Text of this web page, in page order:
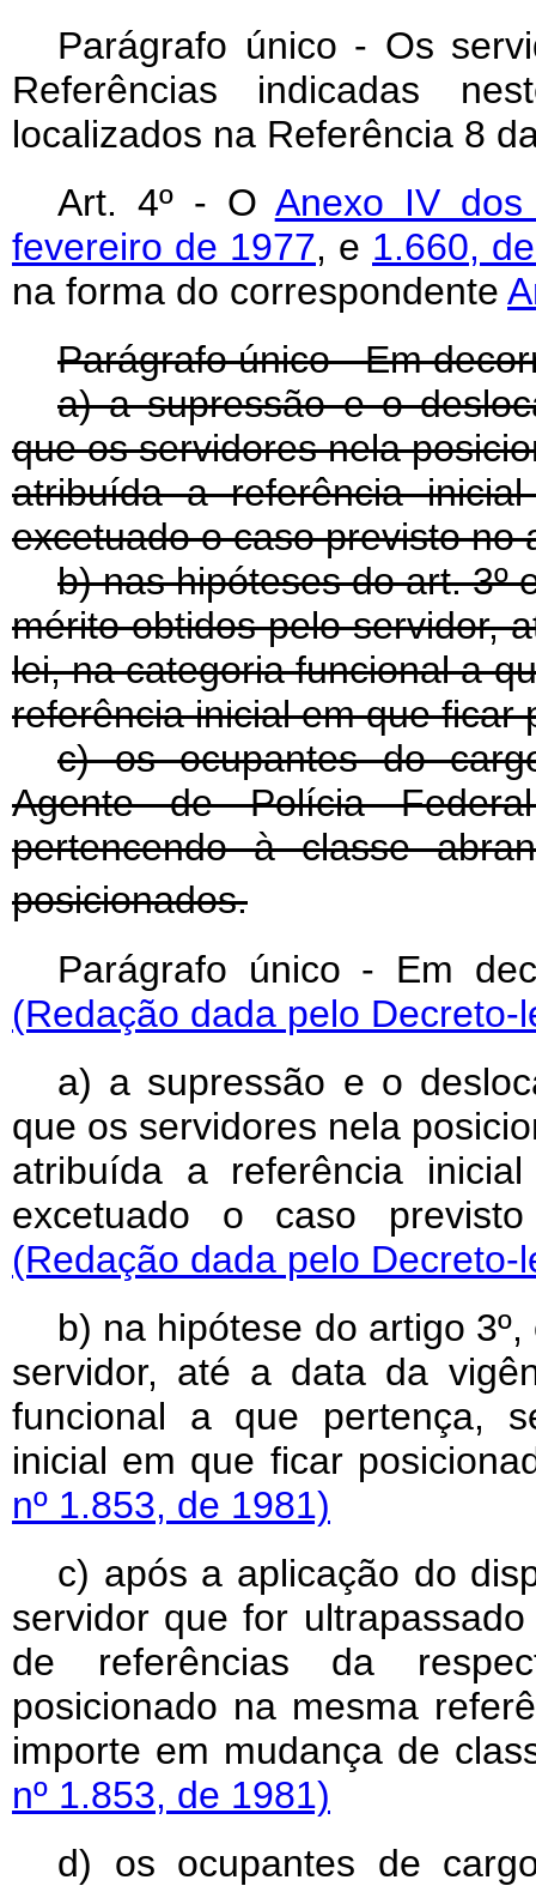
Parágrafo único - Os
Referências indicadas
localizados na Referência 8
Art. 4º - O Anexo IV
fevereiro de 1977, e 1.660,
na forma do correspondente
Parágrafo único - Em
a) a supressão e o
que os servidores nela
atribuída a referência
excetuado o caso previsto no
b) nas hipóteses do art. 3º
mérito obtidos pelo servidor,
lei, na categoria funcional a
referência inicial em que ficar
c) os ocupantes do
Agente de Polícia
pertencendo à classe
posicionados.
Parágrafo único - Em
(Redação dada pelo Decreto-
a) a supressão e o
que os servidores nela
atribuída a referência
excetuado o caso
(Redação dada pelo Decreto-
b) na hipótese do artigo
servidor, até a data da
funcional a que pertença,
inicial em que ficar
nº 1.853, de 1981)
c) após a aplicação do
servidor que for
de referências da
posicionado na mesma
importe em mudança de
nº 1.853, de 1981)
d) os ocupantes de